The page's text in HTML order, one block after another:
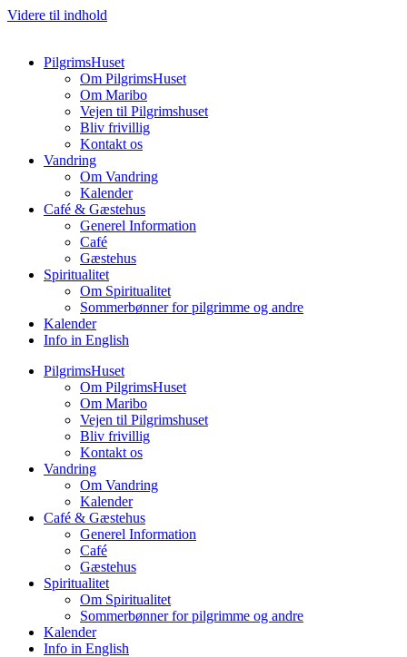
Videre til indhold
PilgrimsHuset
Om PilgrimsHuset
Om Maribo
Vejen til Pilgrimshuset
Bliv frivillig
Kontakt os
Vandring
Om Vandring
Kalender
Café & Gæstehus
Generel Information
Café
Gæstehus
Spiritualitet
Om Spiritualitet
Sommerbønner for pilgrimme og andre
Kalender
Info in English
PilgrimsHuset
Om PilgrimsHuset
Om Maribo
Vejen til Pilgrimshuset
Bliv frivillig
Kontakt os
Vandring
Om Vandring
Kalender
Café & Gæstehus
Generel Information
Café
Gæstehus
Spiritualitet
Om Spiritualitet
Sommerbønner for pilgrimme og andre
Kalender
Info in English